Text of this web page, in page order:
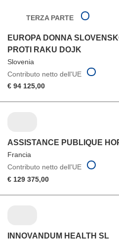
TERZA PARTE
EUROPA DONNA
PROTI RAKU DOJK
Slovenia
Contributo netto dell'UE
€ 94 125,00
ASSISTANCE PUBLIQUE
Francia
Contributo netto dell'UE
€ 129 375,00
INNOVANDUM HEALTH SL